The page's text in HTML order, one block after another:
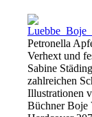
Petronella
Verhext und
Sabine
zahlreichen
Illustrationen
Büchner Boje